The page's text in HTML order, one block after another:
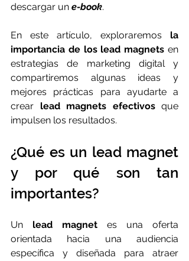
descargar un e-book.
En este artículo, exploraremos la
importancia de los lead magnets en
estrategias de marketing digital y
compartiremos algunas ideas y
mejores prácticas para ayudarte a
crear lead magnets efectivos que
impulsen los resultados.
¿Qué es un lead magnet
y por qué son tan
importantes?
Un lead magnet es una oferta
orientada hacia una audiencia
específica y diseñada para atraer